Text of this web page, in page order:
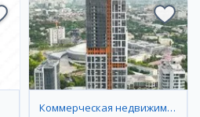
Коммерческая недвижимость